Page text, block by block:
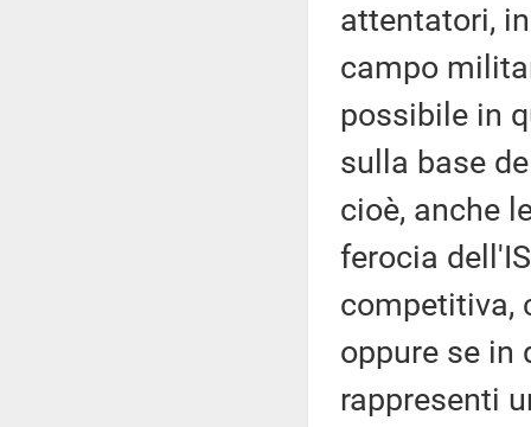
attentatori,
campo
possibile in
sulla base
cioè, anche
ferocia
competitiva,
oppure se in
rappresenti